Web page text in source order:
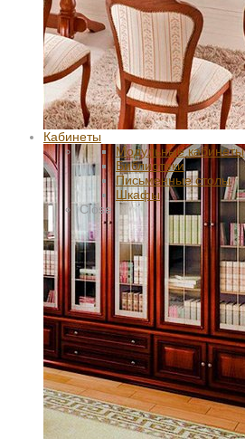
Кабинеты
Модульные кабинеты
Библиотеки
Письменные столы
Шкафы
Close